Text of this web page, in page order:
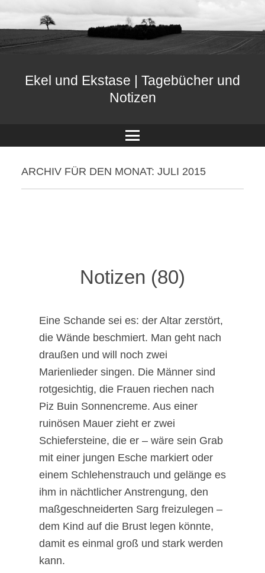
Ekel und Ekstase | Tagebücher und
Notizen
Menü
ARCHIV FÜR DEN MONAT: JULI 2015
Notizen (80)
Eine Schande sei es: der Altar zerstört,
die Wände beschmiert. Man geht nach
draußen und will noch zwei
Marienlieder singen. Die Männer sind
rotgesichtig, die Frauen riechen nach
Piz Buin Sonnencreme. Aus einer
ruinösen Mauer zieht er zwei
Schiefersteine, die er – wäre sein Grab
mit einer jungen Esche markiert oder
einem Schlehenstrauch und gelänge es
ihm in nächtlicher Anstrengung, den
maßgeschneiderten Sarg freizulegen –
dem Kind auf die Brust legen könnte,
damit es einmal groß und stark werden
kann.